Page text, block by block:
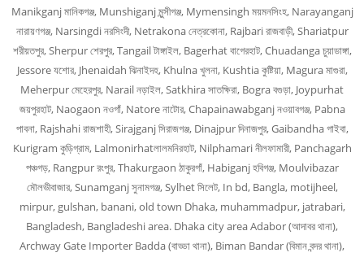
Manikganj মানিকগঞ্জ, Munshiganj মুন্সীগঞ্জ, Mymensingh ময়মনসিংহ, Narayanganj
নারায়ণগঞ্জ, Narsingdi নরসিংদী, Netrakona নেত্রকোনা, Rajbari রাজবাড়ী, Shariatpur
শরীয়তপুর, Sherpur শেরপুর, Tangail টাঙ্গাইল, Bagerhat বাগেরহাট, Chuadanga চুয়াডাঙ্গা,
Jessore যশোর, Jhenaidah ঝিনাইদহ, Khulna খুলনা, Kushtia কুষ্টিয়া, Magura মাগুরা,
Meherpur মেহেরপুর, Narail নড়াইল, Satkhira সাতক্ষিরা, Bogra বগুড়া, Joypurhat
জয়পুরহাট, Naogaon নওগাঁ, Natore নাটোর, Chapainawabganj নওয়াবগঞ্জ, Pabna
পাবনা, Rajshahi রাজশাহী, Sirajganj সিরাজগঞ্জ, Dinajpur দিনাজপুর, Gaibandha গাইবা,
Kurigram কুড়িগ্রাম, Lalmonirhatলালমনিরহাট, Nilphamari নীলফামারী, Panchagarh
পঞ্চগড়, Rangpur রংপুর, Thakurgaon ঠাকুরগাঁ, Habiganj হবিগঞ্জ, Moulvibazar
মৌলভীবাজার, Sunamganj সুনামগঞ্জ, Sylhet সিলেট, In bd, Bangla, motijheel,
mirpur, gulshan, banani, old town Dhaka, muhammadpur, jatrabari,
Bangladesh, Bangladeshi area. Dhaka city area Adabor (আদাবর থানা),
Archway Gate Importer Badda (বাড্ডা থানা), Biman Bandar (বিমান বন্দর থানা),